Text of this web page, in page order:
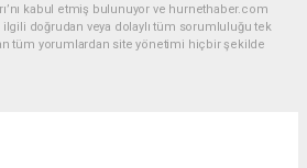
kabul etmiş bulunuyor ve hurnethaber.com
ilgili doğrudan veya dolaylı tüm sorumluluğu tek
tüm yorumlardan site yönetimi hiçbir şekilde